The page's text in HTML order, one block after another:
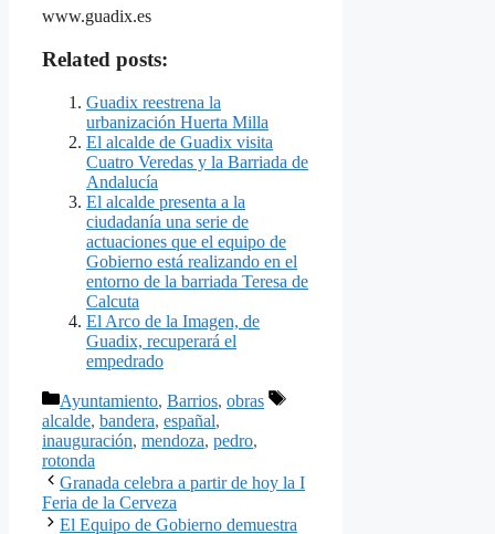
www.guadix.es
Related posts:
Guadix reestrena la
urbanización Huerta Milla
El alcalde de Guadix visita
Cuatro Veredas y la Barriada de
Andalucía
El alcalde presenta a la
ciudadanía una serie de
actuaciones que el equipo de
Gobierno está realizando en el
entorno de la barriada Teresa de
Calcuta
El Arco de la Imagen, de
Guadix, recuperará el
empedrado
Categorías
Ayuntamiento, Barrios, obras
Etiquetas
alcalde, bandera, españal,
inauguración, mendoza, pedro,
rotonda
Granada celebra a partir de hoy la I
Feria de la Cerveza
El Equipo de Gobierno demuestra